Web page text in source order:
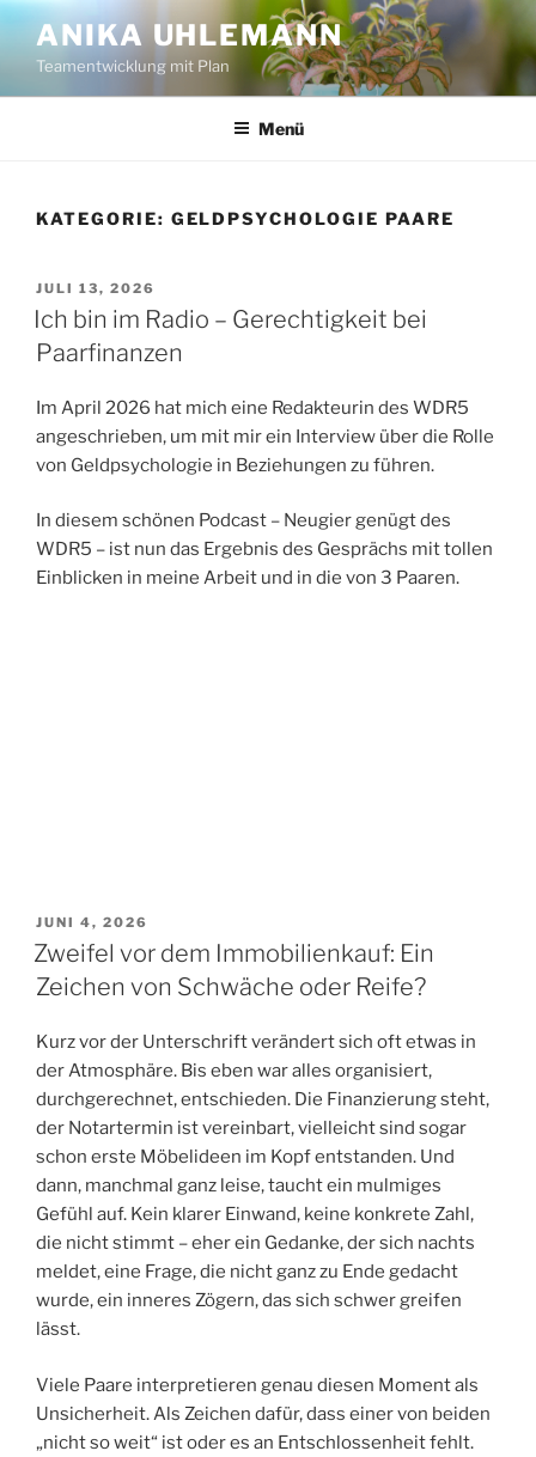
Zum
Inhalt
springen
ANIKA UHLEMANN
Teamentwicklung mit Plan
Menü
KATEGORIE: GELDPSYCHOLOGIE PAARE
VERÖFFENTLICHT
AM
JULI 13, 2026
Ich bin im Radio – Gerechtigkeit bei
Paarfinanzen
Im April 2026 hat mich eine Redakteurin des WDR5
angeschrieben, um mit mir ein Interview über die Rolle
von Geldpsychologie in Beziehungen zu führen.
In diesem schönen Podcast – Neugier genügt des
WDR5 – ist nun das Ergebnis des Gesprächs mit tollen
Einblicken in meine Arbeit und in die von 3 Paaren.
VERÖFFENTLICHT
AM
JUNI 4, 2026
Zweifel vor dem Immobilienkauf: Ein
Zeichen von Schwäche oder Reife?
Kurz vor der Unterschrift verändert sich oft etwas in
der Atmosphäre. Bis eben war alles organisiert,
durchgerechnet, entschieden. Die Finanzierung steht,
der Notartermin ist vereinbart, vielleicht sind sogar
schon erste Möbelideen im Kopf entstanden. Und
dann, manchmal ganz leise, taucht ein mulmiges
Gefühl auf. Kein klarer Einwand, keine konkrete Zahl,
die nicht stimmt – eher ein Gedanke, der sich nachts
meldet, eine Frage, die nicht ganz zu Ende gedacht
wurde, ein inneres Zögern, das sich schwer greifen
lässt.
Viele Paare interpretieren genau diesen Moment als
Unsicherheit. Als Zeichen dafür, dass einer von beiden
„nicht so weit“ ist oder es an Entschlossenheit fehlt.